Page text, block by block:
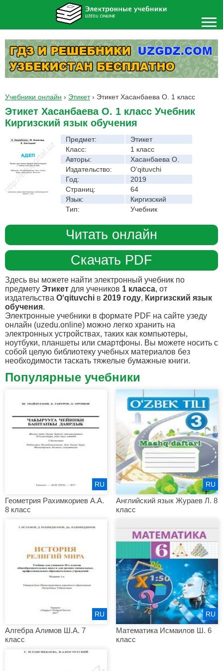
Учебники онлайн › Этикет› Этикет Хасанбаева O. 1 класс
Этикет Хасанбаева O. 1 класс Учебник
Киргизский язык обучения
Предмет:
Этикет
Класс:
1 класс
Авторы:
Хасанбаева O.
Издательство:
O‘qituvchi
Год:
2019
Страниц:
64
Язык:
Киргизский
Тип:
Учебник
Читать онлайн
Скачать PDF
Здесь вы можете найти электронный учебник по
предмету Этикет для учеников 1 класса, от
издательства O‘qituvchi в 2019 году, Киргизский язык
обучения.
Электронные учебники в формате PDF на сайте узеду
онлайн (uzedu.online) можно легко хранить на
электронных устройствах, таких как компьютеры,
ноутбуки, планшеты или смартфоны. Вы можете носить с
собой целую библиотеку учебных материалов без
необходимости таскать тяжелые бумажные книги.
Популярные учебники
Геометрия Рахимкориев А.А.
8 класс
RU
Английский язык Жураев Л. 8
класс
RU
Алгебра Алимов Ш.А. 7
класс
RU
Математика Исмаилов Ш. 6
класс
RU